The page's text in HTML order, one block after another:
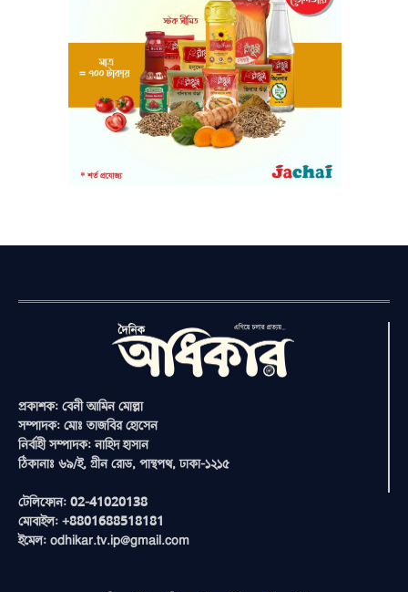
প্রকাশক: বেনী আমিন মোল্লা
সম্পাদক: মোঃ তাজবির হোসেন
নির্বাহী সম্পাদক: নাহিদ হাসান
ঠিকানাঃ ৬৯/ই, গ্রীন রোড, পান্থপথ, ঢাকা-১২১৫
টেলিফোন: 02-41020138
মোবাইল: +8801688518181
ইমেল: odhikar.tv.ip@gmail.com